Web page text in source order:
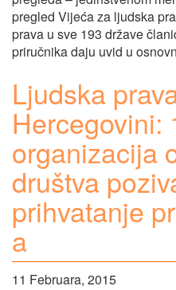
pregled Vijeća za ljudska
prava u sve 193 države
priručnika daju uvid u
Ljudska
Hercegovini:
organizacija
društva
prihvatanje
a
11 Februara, 2015